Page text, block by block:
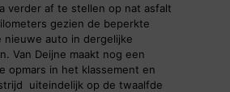
verder af te stellen op nat asfalt
gezien de beperkte
nieuwe auto in dergelijke
Van Deijne maakt nog een
opmars in het klassement en
uiteindelijk op de twaalfde